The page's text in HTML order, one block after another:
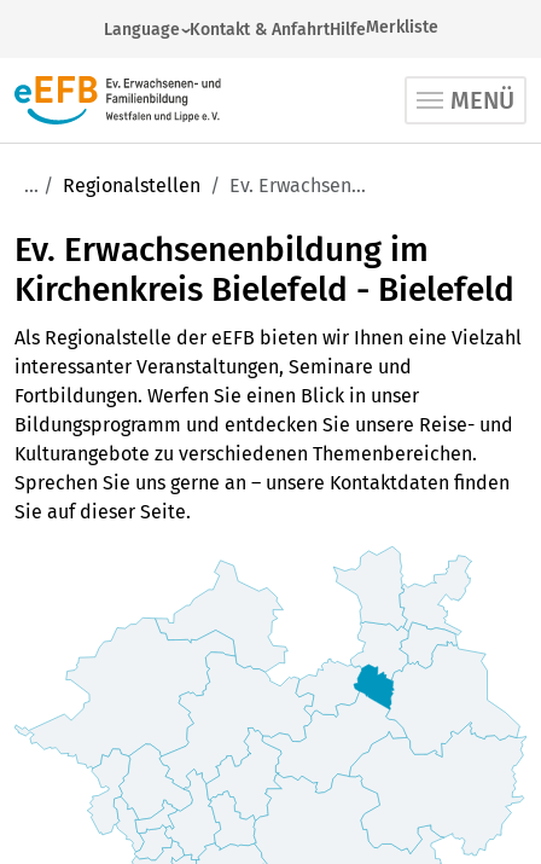
Language
Arabic
English
French
Spanish
Turkish
Ukrainian
Kontakt & AnfahrtHilfeMerkliste
MENÜ
Regionalstellen Ev. Erwachsenenbildung im Kirchenkreis Bielefeld - Bielefeld
Ev. Erwachsenenbildung im
Kirchenkreis Bielefeld - Bielefeld
Als Regionalstelle der eEFB bieten wir Ihnen eine Vielzahl
interessanter Veranstaltungen, Seminare und
Fortbildungen. Werfen Sie einen Blick in unser
Bildungsprogramm und entdecken Sie unsere Reise- und
Kulturangebote zu verschiedenen Themenbereichen.
Sprechen Sie uns gerne an – unsere Kontaktdaten finden
Sie auf dieser Seite.